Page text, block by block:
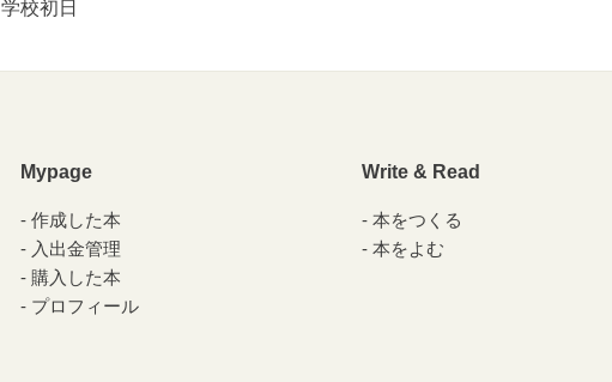
学校初日
Mypage
作成した本
入出金管理
購入した本
プロフィール
Write & Read
本をつくる
本をよむ